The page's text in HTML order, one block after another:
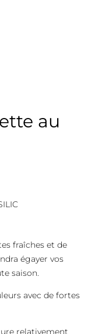
au
fraîches et de
égayer vos
saison.
avec de fortes
relativement